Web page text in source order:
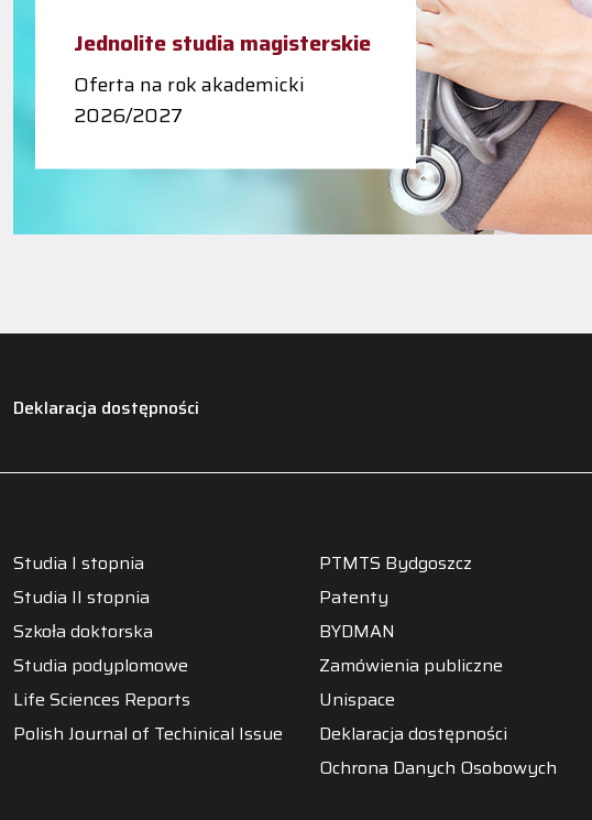
Jednolite studia magisterskie
Oferta na rok akademicki
2026/2027
Deklaracja dostępności
Studia I stopnia
Studia II stopnia
Szkoła doktorska
Studia podyplomowe
Life Sciences Reports
Polish Journal of Techinical Issue
PTMTS Bydgoszcz
Patenty
BYDMAN
Zamówienia publiczne
Unispace
Deklaracja dostępności
Ochrona Danych Osobowych